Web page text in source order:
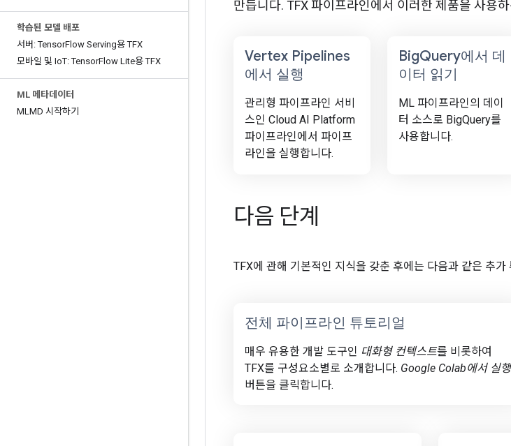
학습된 모델 배포
서버: TensorFlow Serving용 TFX
모바일 및 IoT: TensorFlow Lite용 TFX
ML 메타데이터
MLMD 시작하기
만듭니다. TFX 파이프라인에서 이러한 제품을 사용
Vertex Pipelines
에서 실행
관리형 파이프라인 서비
스인 Cloud AI Platform
파이프라인에서 파이프
라인을 실행합니다.
BigQuery에서 데
이터 읽기
ML 파이프라인의 데이
터 소스로 BigQuery를
사용합니다.
다음 단계
TFX에 관해 기본적인 지식을 갖춘 후에는 다음과 같은 추
전체 파이프라인 튜토리얼
매우 유용한 개발 도구인 대화형 컨텍스트를 비롯하여
TFX를 구성요소별로 소개합니다. Google Colab에서 실행
버튼을 클릭합니다.